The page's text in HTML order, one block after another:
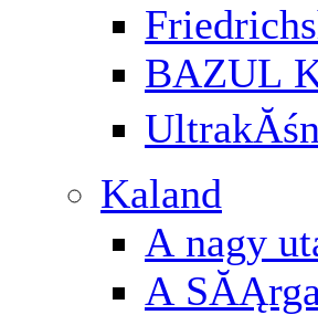
BAZUL
Kaland
A nagy
A